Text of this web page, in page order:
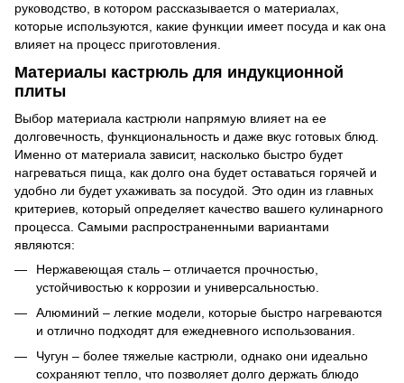
руководство, в котором рассказывается о материалах,
которые используются, какие функции имеет посуда и как она
влияет на процесс приготовления.
Материалы кастрюль для индукционной
плиты
Выбор материала кастрюли напрямую влияет на ее
долговечность, функциональность и даже вкус готовых блюд.
Именно от материала зависит, насколько быстро будет
нагреваться пища, как долго она будет оставаться горячей и
удобно ли будет ухаживать за посудой. Это один из главных
критериев, который определяет качество вашего кулинарного
процесса. Самыми распространенными вариантами
являются:
Нержавеющая сталь – отличается прочностью,
устойчивостью к коррозии и универсальностью.
Алюминий – легкие модели, которые быстро нагреваются
и отлично подходят для ежедневного использования.
Чугун – более тяжелые кастрюли, однако они идеально
сохраняют тепло, что позволяет долго держать блюдо